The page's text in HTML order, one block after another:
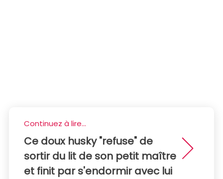
Continuez à lire...
Ce doux husky "refuse" de
sortir du lit de son petit maître
et finit par s'endormir avec lui